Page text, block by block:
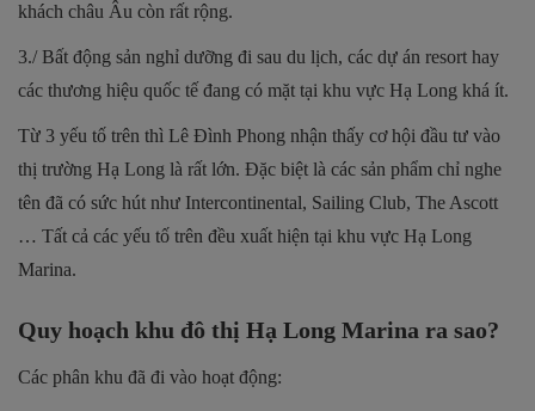
khách châu Âu còn rất rộng.
3./ Bất động sản nghỉ dưỡng đi sau du lịch, các dự án resort hay
các thương hiệu quốc tế đang có mặt tại khu vực Hạ Long khá ít.
Từ 3 yếu tố trên thì Lê Đình Phong nhận thấy cơ hội đầu tư vào
thị trường Hạ Long là rất lớn. Đặc biệt là các sản phẩm chỉ nghe
tên đã có sức hút như Intercontinental, Sailing Club, The Ascott
… Tất cả các yếu tố trên đều xuất hiện tại khu vực Hạ Long
Marina.
Quy hoạch khu đô thị Hạ Long Marina ra sao?
Các phân khu đã đi vào hoạt động: